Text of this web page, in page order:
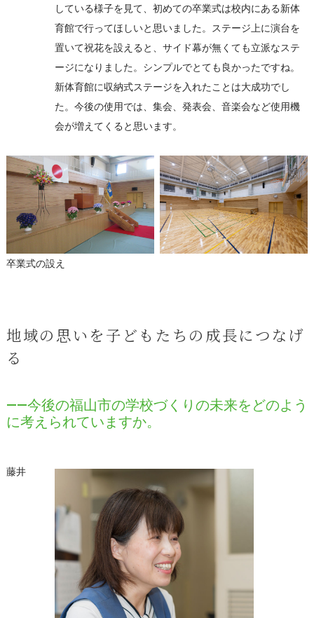
している様子を見て、初めての卒業式は校内にある新体
育館で行ってほしいと思いました。ステージ上に演台を
置いて祝花を設えると、サイド幕が無くても立派なステ
ージになりました。シンプルでとても良かったですね。
新体育館に収納式ステージを入れたことは大成功でし
た。今後の使用では、集会、発表会、音楽会など使用機
会が増えてくると思います。
卒業式の設え
地域の思いを子どもたちの成長につなげ
る
――今後の福山市の学校づくりの未来をどのよう
に考えられていますか。
藤井